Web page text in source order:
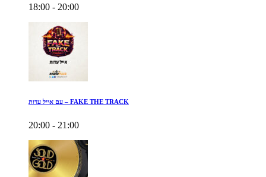
18:00 - 20:00
עם אייל עדות – FAKE THE TRACK
20:00 - 21:00